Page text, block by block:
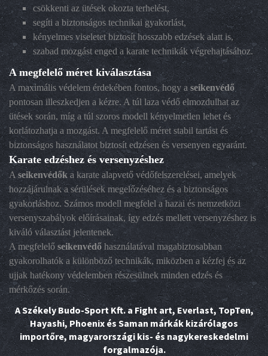
csökkenti az ütések okozta terhelést,
segíti a biztonságos technikai gyakorlást,
kényelmes viseletet biztosít hosszabb edzések alatt is,
szabad mozgást enged a karate technikák végrehajtásához.
A megfelelő méret kiválasztása
A maximális védelem érdekében fontos, hogy aseikenvédő
pontosan illeszkedjen a kézre. A túl laza védő elmozdulhat az
ütések során, míg a túl szoros modell kényelmetlen lehet és
korlátozhatja a mozgást. A megfelelő méret stabil tartást és
biztonságos használatot biztosít edzésen és versenyen egyaránt.
Karate edzéshez és versenyzéshez
Aseikenvédőka karate alapvető védőfelszerelései, amelyek
hozzájárulnak a sérülések megelőzéséhez és a biztonságos
gyakorláshoz. Számos modell megfelel a hazai és nemzetközi
versenyszabályok előírásainak, így edzés mellett versenyzéshez is
kiváló választást jelentenek.
A megfelelő seikenvédő használatával magabiztosabban
gyakorolhatók a különböző technikák, miközben a kézfej és az
ujjak hatékony védelemben részesülnek minden edzés és
mérkőzés során.
A Székely Budo-Sport Kft. a Fight art, Everlast, TopTen,
Hayashi, Phoenix és Saman márkák kizárólagos
importőre, magyarországi kis- és nagykereskedelmi
forgalmazója.